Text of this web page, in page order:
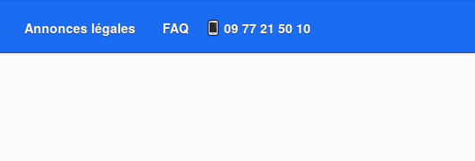
Annonces légales FAQ 09 77 21 50 10